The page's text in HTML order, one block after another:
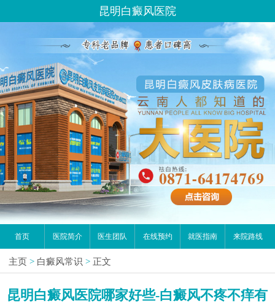
昆明白癜风医院
首页 医院简介 医生团队 在线预约 就医指南 来院路线
主页 > 白癜风常识 > 正文
昆明白癜风医院哪家好些-白癜风不疼不痒有